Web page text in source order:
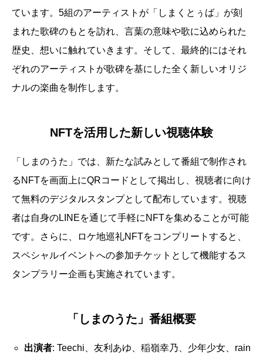
ています。5組のアーティストが「しまくとぅば」が刻
まれた歌碑のもとを訪れ、言葉の意味や歌に込められた
歴史、想いに触れていきます。そして、最終的にはそれ
ぞれのアーティストが歌碑を基にした全く新しいオリジ
ナルの楽曲を制作します。
NFTを活用した新しい視聴体験
「しまのうた」では、新たな試みとして番組で制作され
るNFTを画面上にQRコードとして掲出し、視聴者に向け
て無料のデジタルスタンプとして配布しています。視聴
者は自身のLINEを通じて手軽にNFTを集めることが可能
です。さらに、ロケ地巡礼NFTをコンプリートすると、
スペシャルイベントへの参加チケットとして機能するス
タンプラリー企画も実施されています。
「しまのうた」番組概要
出演者: Teechi、友利あゆ、稲嶺幸乃、少年少女、rain